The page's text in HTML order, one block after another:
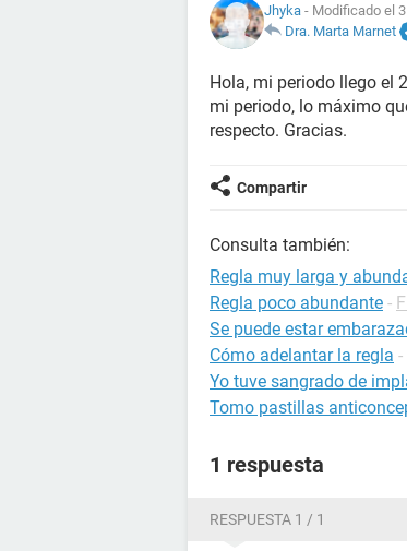
Jhyka - Modificado el
Dra. Marta Marnet
Hola, mi periodo llego el
mi periodo, lo máximo
respecto. Gracias.
Compartir
Consulta también:
Regla muy larga y
Regla poco abundante -
Se puede estar
Cómo adelantar la regla -
Yo tuve sangrado de
Tomo pastillas
1 respuesta
RESPUESTA 1 / 1